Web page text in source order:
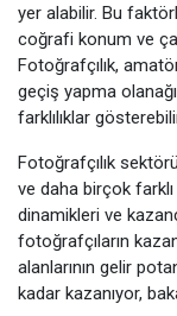
yer alabilir. Bu
coğrafi konum ve
Fotoğrafçılık,
geçiş yapma
farklılıklar
Fotoğrafçılık
ve daha birçok
dinamikleri ve
fotoğrafçıların
alanlarının gelir
kadar kazanıyor,